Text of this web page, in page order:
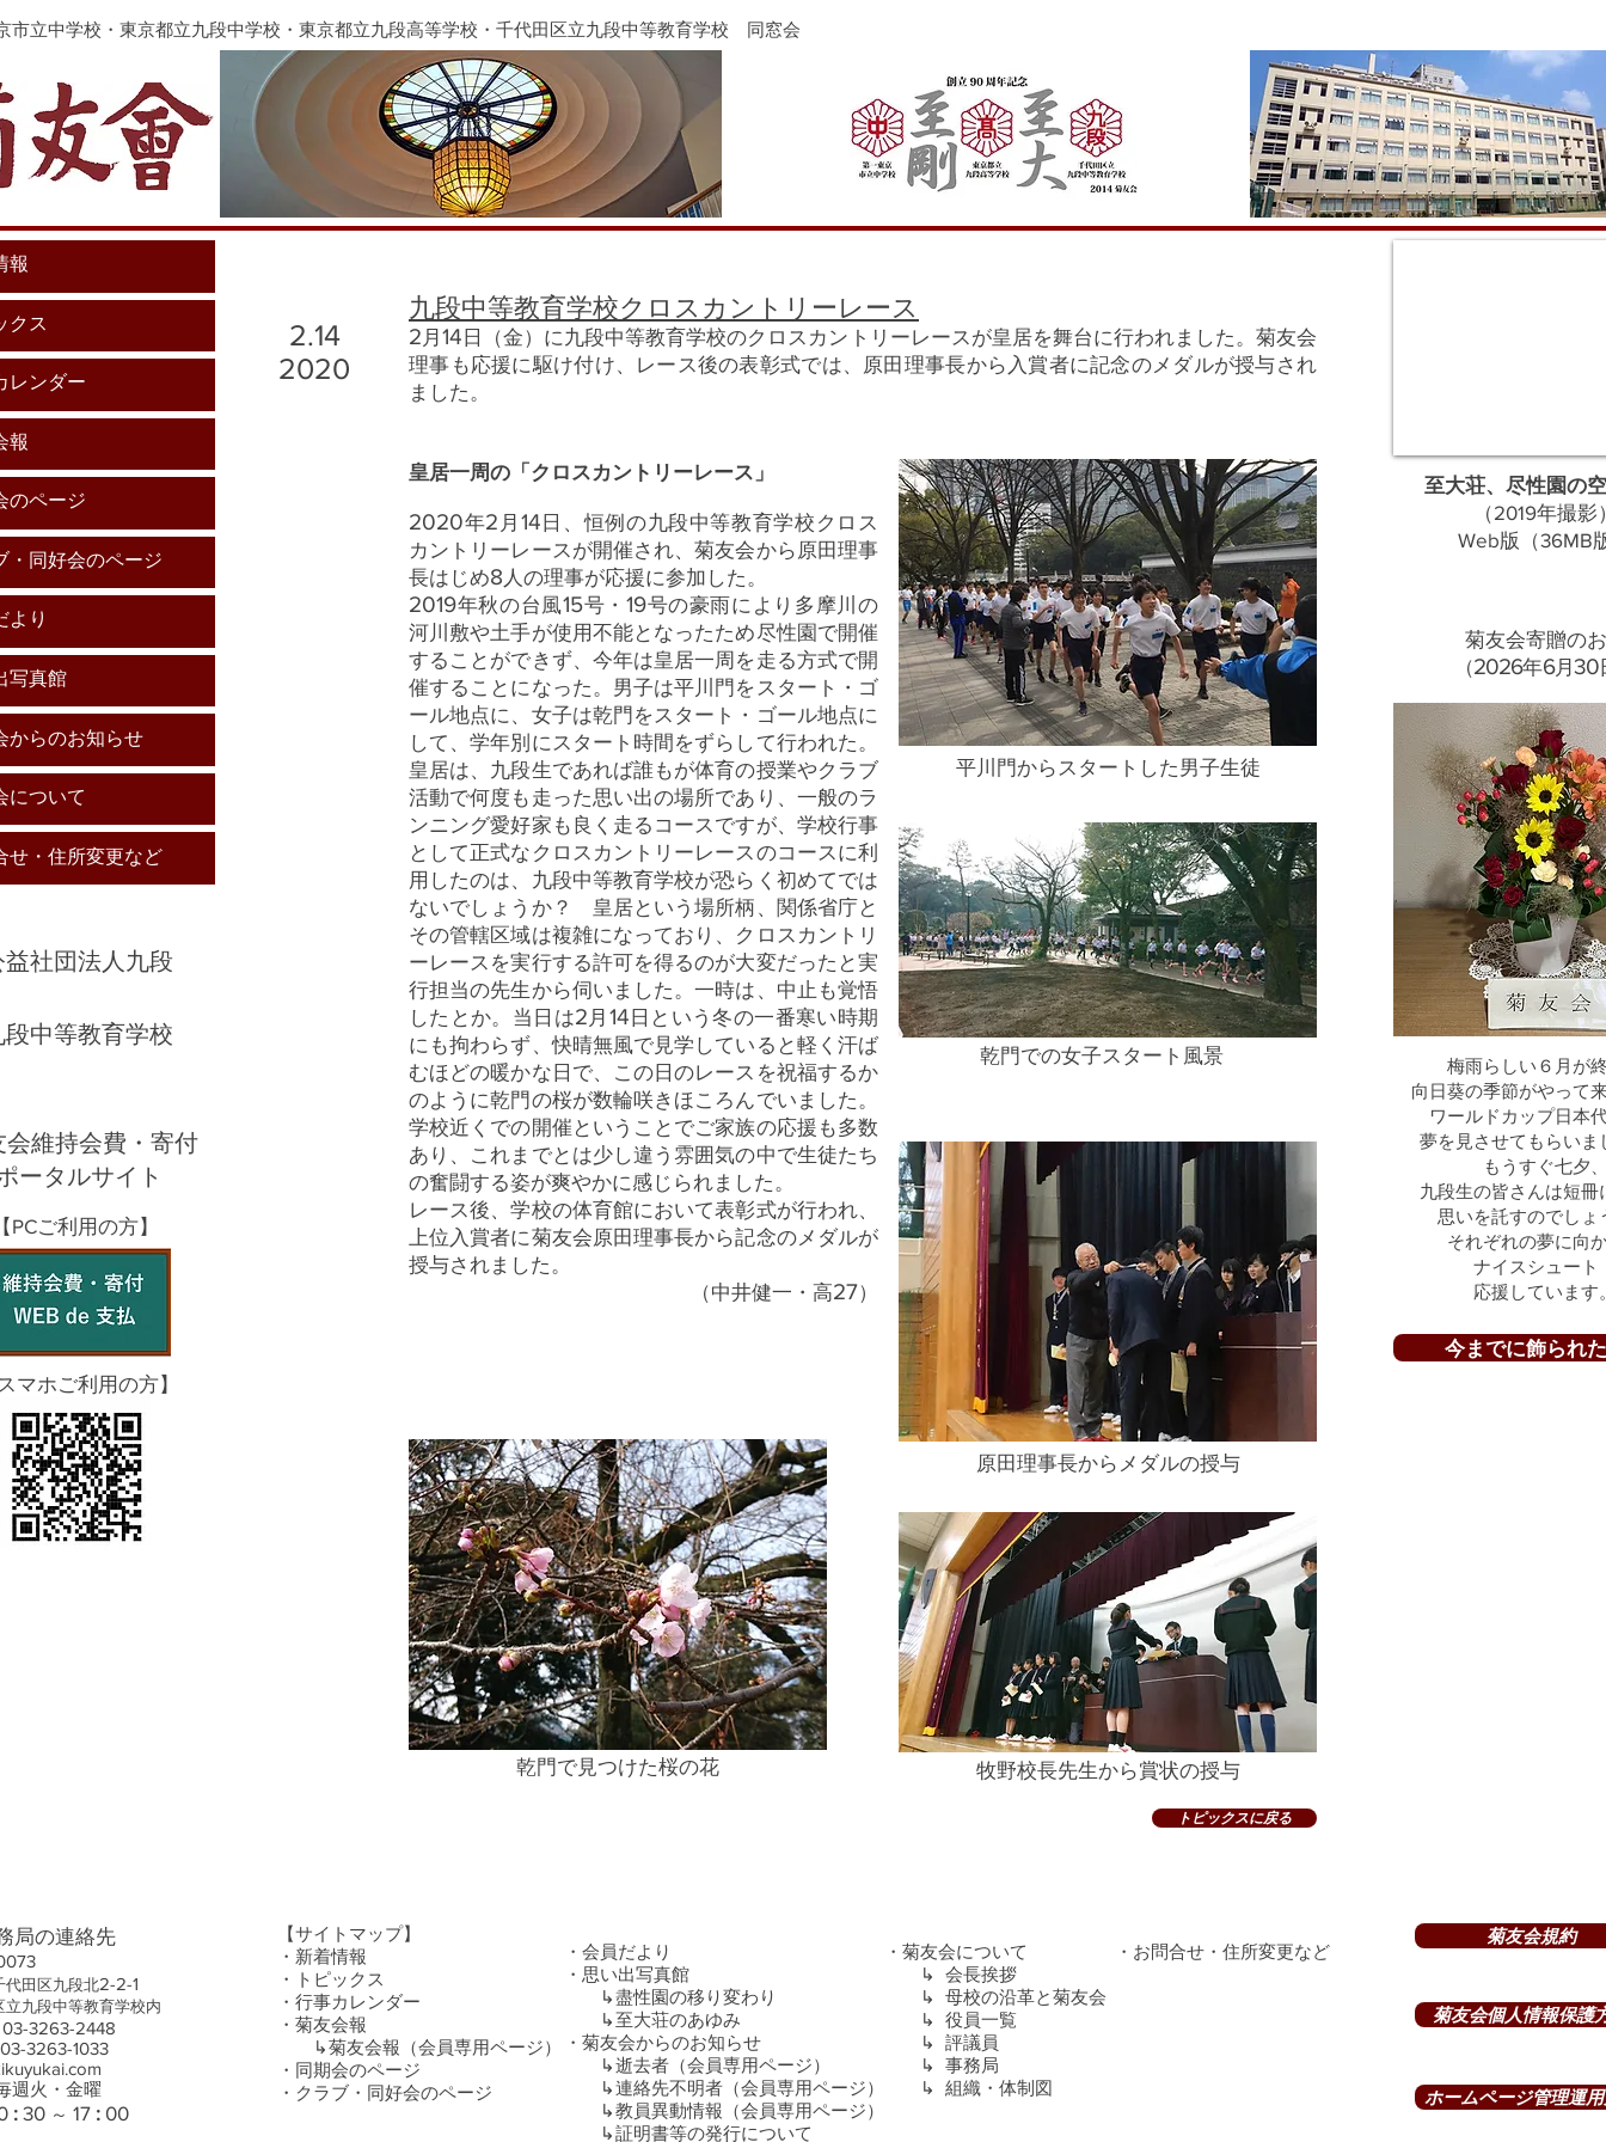
市立中学校・東京都立九段中学校・東京都立九段高等学校・千代田区立九段中等教育学校 同窓会
2.14
2020
​九段中等教育学校クロスカントリーレース
2 月14日（金）に九段中等教育学校のクロスカントリーレースが皇居を舞台に行われました。菊友会
理事も応援に駆け付け、レース後の表彰式では、原田理事長から入賞者に記念のメダルが授与され
ました。
皇居一周の「クロスカントリーレース」
2020年2 月 14日、恒例の九段中等教育学校クロス
カントリーレースが開催され、菊友会から原田理事
長はじめ8 人の理事が応援に参加した。
2019年秋の台風15号・ 19号の豪雨により多摩川の
河川敷や土手が使用不能となったため尽性園で開催
することができず、今年は皇居一周を走る方式で開
催することになった。男子は平川門をスタート・ゴ
ール地点に、女子は乾門をスタート・ゴール地点に
して、学年別にスタート時間をずらして行われた。
皇居は、九段生であれば誰もが体育の授業やクラブ
活動で何度も走った思い出の場所であり、一般のラ
ンニング愛好家も良く走るコースですが、学校行事
として正式なクロスカントリーレースのコースに利
用したのは、九段中等教育学校が恐らく初めてでは
ないでしょうか？ 皇居という場所柄、関係省庁と
その管轄区域は複雑になっており、クロスカントリ
ーレースを実行する許可を得るのが大変だったと実
行担当の先生から伺いました。一時は、中止も覚悟
したとか。当日は2 月 14日という冬の一番寒い時期
にも拘わらず、快晴無風で見学していると軽く汗ば
むほどの暖かな日で、この日のレースを祝福するか
のように乾門の桜が数輪咲きほころんでいました。
学校近くでの開催ということでご家族の応援も多数
あり、これまでとは少し違う雰囲気の中で生徒たち
の奮闘する姿が爽やかに感じられました。
レース後、学校の体育館において表彰式が行われ、
上位入賞者に菊友会原田理事長から記念のメダルが
授与されました。
（中井健一・高27）
​乾門で見つけた桜の花
平川門からスタートした男子生徒
乾門での女子スタート風景
原田理事長からメダルの授与
​牧野校長先生から賞状の授与
トピックスに戻る
報
クス
レンダー
報
のページ
・同好会のページ
より
写真館
からのお知らせ
について
せ・住所変更など
至大荘、尽性園の
（2019年撮影
Web版（36MB
益社団法人九段
段中等教育学校
菊友会寄贈の
​（2026年6月30
梅雨らしい６月が
向日葵の季節がやって
ワールドカップ日本
夢を見させてもらいま
もうすぐ七夕
九段生の皆さんは短冊
思いを託すのでしょ
それぞれの夢に向
ナイスシュート
応援しています
今までに飾られ
会維持会費・寄付
ータルサイト
PCご利用の方】
マホご利用の方】
局の連絡先
田区九段北2-2-1
段中等教育学校内
3263-2448
1033
m
週 火・金曜
: 30 ～ 17 : 00
【サイトマップ】
・ 新着情報
・
トピックス
・行事カレンダー
・ 菊友会報
​ ↳菊友会報（会員専用ページ）
・​ 同期会のページ
・ クラブ・同好会のページ
・ 会員だより
・ 思い出写真館
​​ ↳盡性園の移り変わり
​ ↳至大荘のあゆみ
​・ 菊友会からのお知らせ
↳逝去者（会員専用ページ）
↳連絡先不明者（会員専用ページ）
↳教員異動情報（会員専用ページ）
↳証明書等の発行について
・ 菊友会について
↳ 会長挨拶
↳ ​母校の沿革と菊友会
​ ↳ 役員一覧
↳ 評議員
↳ 事務局
↳ 組織・体制図
​​・お問合せ・住所変更など
菊友会規約
菊友会個人情報保護
ホームページ管理運